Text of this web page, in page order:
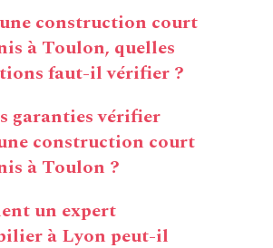
construction court
à Toulon, quelles
faut-il vérifier ?
garanties vérifier
construction court
à Toulon ?
un expert
à Lyon peut-il